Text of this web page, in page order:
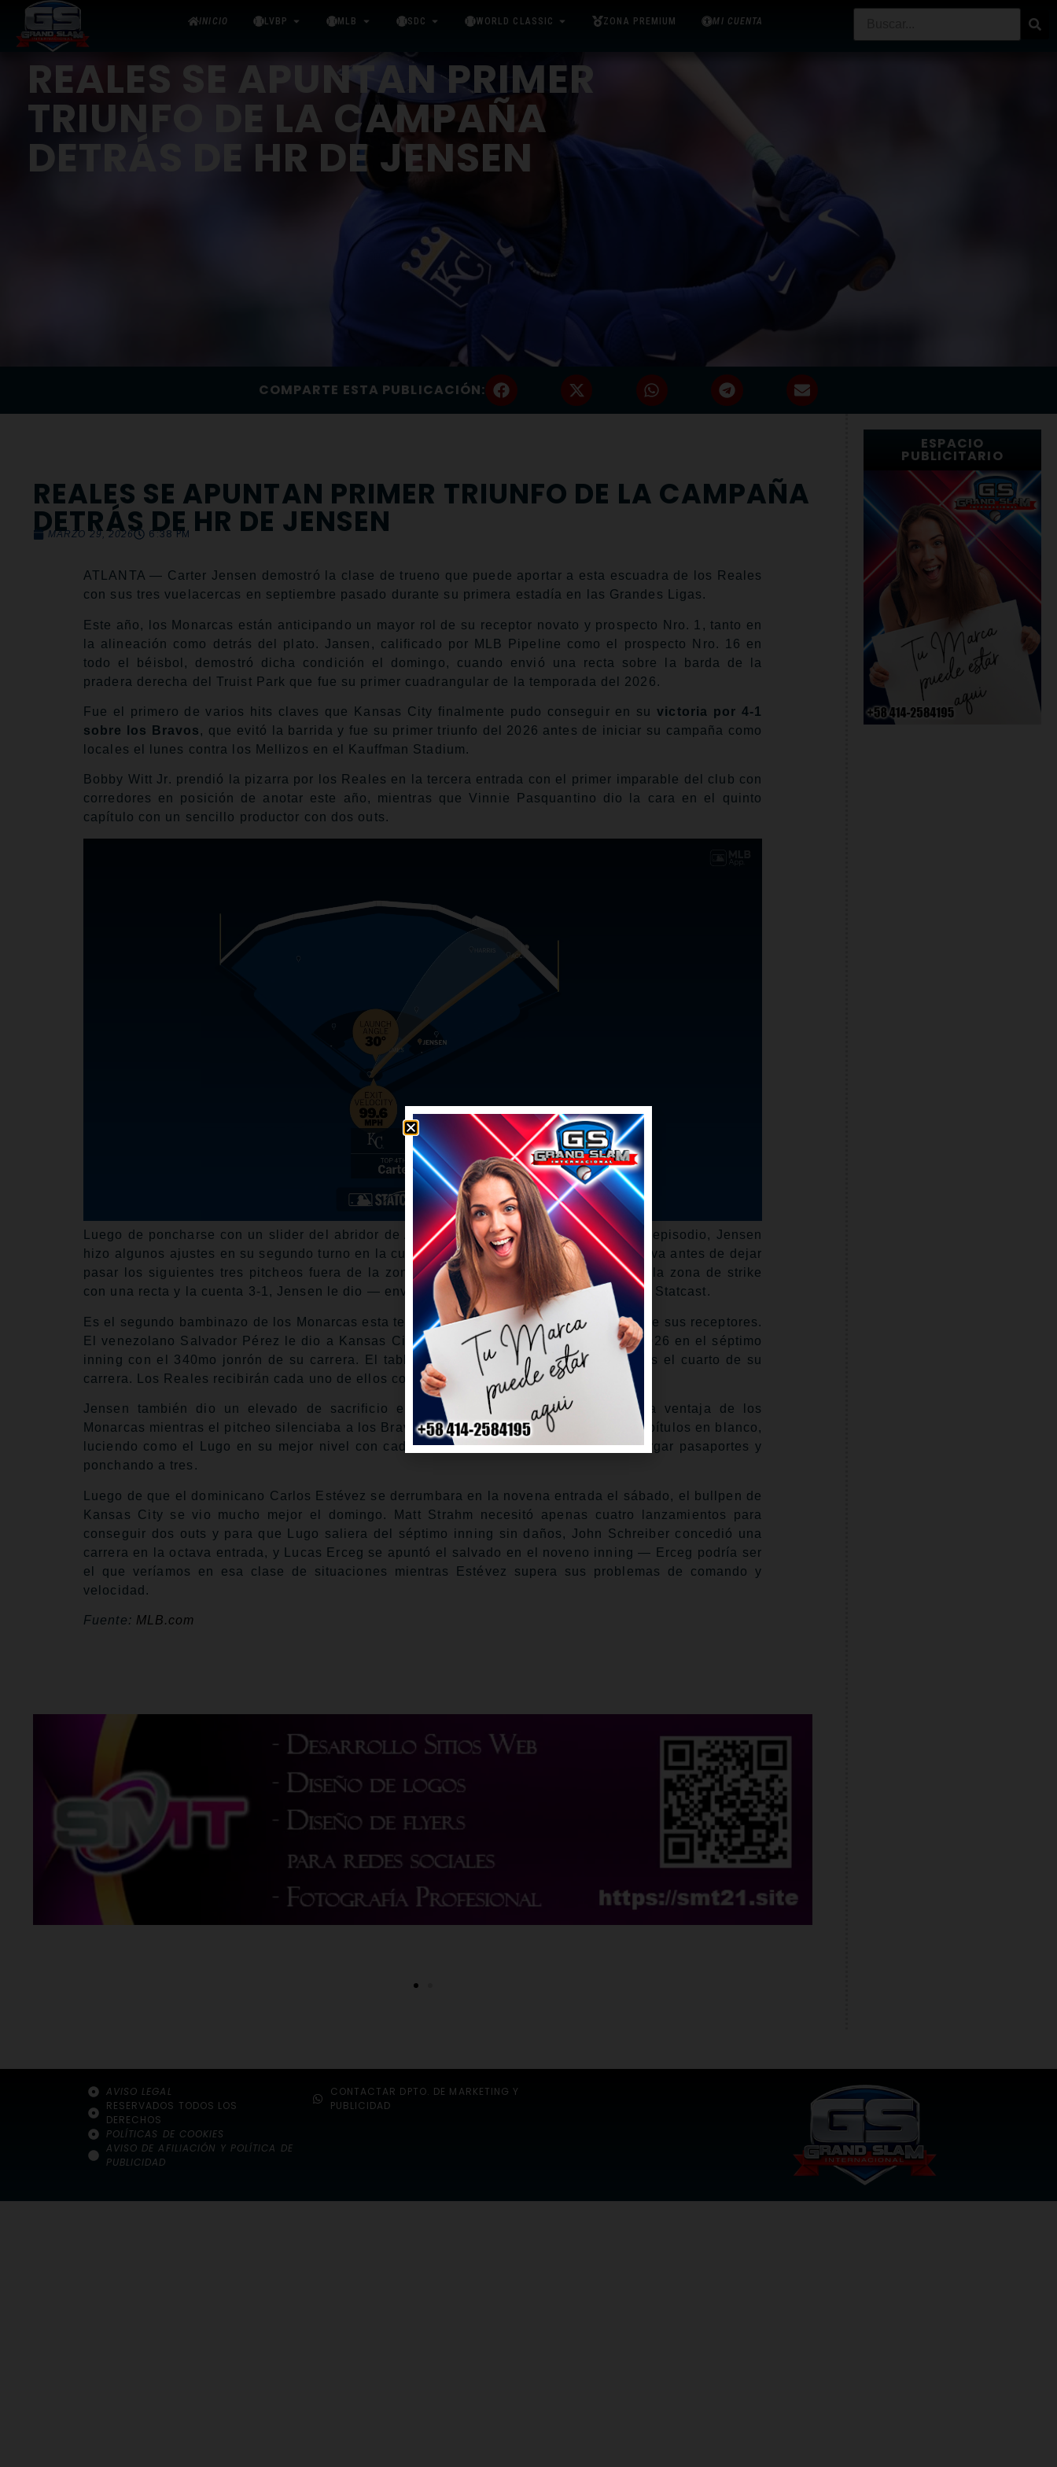
INICIO LVBP MLB SDC WORLD CLASSIC ZONA PREMIUM MI CUENTA
REALES SE APUNTAN PRIMER
TRIUNFO DE LA CAMPAÑA
DETRÁS DE HR DE JENSEN
COMPARTE ESTA PUBLICACIÓN:
REALES SE APUNTAN PRIMER TRIUNFO DE LA CAMPAÑA
DETRÁS DE HR DE JENSEN
MARZO 29, 2026 6:38 PM
ATLANTA — Carter Jensen demostró la clase de trueno que puede aportar a esta escuadra de los Reales
con sus tres vuelacercas en septiembre pasado durante su primera estadía en las Grandes Ligas.
Este año, los Monarcas están anticipando un mayor rol de su receptor novato y prospecto Nro. 1, tanto en
la alineación como detrás del plato. Jansen, calificado por MLB Pipeline como el prospecto Nro. 16 en
todo el béisbol, demostró dicha condición el domingo, cuando envió una recta sobre la barda de la
pradera derecha del Truist Park que fue su primer cuadrangular de la temporada del 2026.
Fue el primero de varios hits claves que Kansas City finalmente pudo conseguir en suvictoria por 4-1
sobre los Bravos , que evitó la barrida y fue su primer triunfo del 2026 antes de iniciar su campaña como
locales el lunes contra los Mellizos en el Kauffman Stadium.
Bobby Witt Jr. prendió la pizarra por los Reales en la tercera entrada con el primer imparable del club con
corredores en posición de anotar este año, mientras que Vinnie Pasquantino dio la cara en el quinto
capítulo con un sencillo productor con dos outs.
Luego de poncharse con un slider del abridor de Atlanta, Grant Holmes, en el segundo episodio, Jensen
hizo algunos ajustes en su segundo turno en la cuarta entrada, bateando de foul una curva antes de dejar
pasar los siguientes tres pitcheos fuera de la zona de strike. Cuando Holmes volvió a la zona de strike
con una recta y la cuenta 3-1, Jensen le dio — enviándola a 371 pies de distancia según Statcast.
Es el segundo bambinazo de los Monarcas esta temporada, y ambos llegaron por parte de sus receptores.
El venezolano Salvador Pérez le dio a Kansas City el sábado su primera carrera del 2026 en el séptimo
inning con el 340mo jonrón de su carrera. El tablazo de Jensen el domingo fue apenas el cuarto de su
carrera. Los Reales recibirán cada uno de ellos con los brazos abiertos.
Jensen también dio un elevado de sacrificio en el octavo episodio para ampliar la ventaja de los
Monarcas mientras el pitcheo silenciaba a los Bravos. El abridor Seth Lugo lanzó 6.1 capítulos en blanco,
luciendo como el Lugo en su mejor nivel con cada uno de sus nueve pitcheos, sin otorgar pasaportes y
ponchando a tres.
Luego de que el dominicano Carlos Estévez se derrumbara en la novena entrada el sábado, el bullpen de
Kansas City se vio mucho mejor el domingo. Matt Strahm necesitó apenas cuatro lanzamientos para
conseguir dos outs y para que Lugo saliera del séptimo inning sin daños, John Schreiber concedió una
carrera en la octava entrada, y Lucas Erceg se apuntó el salvado en el noveno inning — Erceg podría ser
el que veríamos en esa clase de situaciones mientras Estévez supera sus problemas de comando y
velocidad.
Fuente: MLB.com
ESPACIO
PUBLICITARIO
AVISO LEGAL
RESERVADOS TODOS LOS
DERECHOS
POLÍTICAS DE COOKIES
AVISO DE AFILIACIÓN Y POLÍTICA DE
PUBLICIDAD
CONTACTAR DPTO. DE MARKETING Y
PUBLICIDAD